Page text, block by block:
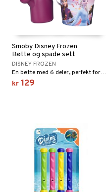
Smoby Disney Frozen
Bøtte og spade sett
DISNEY FROZEN
En bøtte med 6 deler, perfekt for sandkassen eller stranden!
kr 129